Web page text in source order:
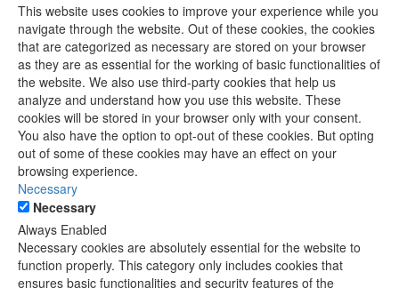
This website uses cookies to improve your experience while you
navigate through the website. Out of these cookies, the cookies
that are categorized as necessary are stored on your browser
as they are as essential for the working of basic functionalities of
the website. We also use third-party cookies that help us
analyze and understand how you use this website. These
cookies will be stored in your browser only with your consent.
You also have the option to opt-out of these cookies. But opting
out of some of these cookies may have an effect on your
browsing experience.
Necessary
Necessary
Always Enabled
Necessary cookies are absolutely essential for the website to
function properly. This category only includes cookies that
ensures basic functionalities and security features of the